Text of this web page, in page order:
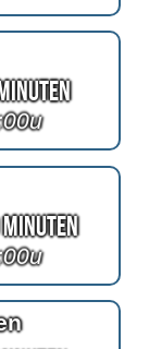
Minuten